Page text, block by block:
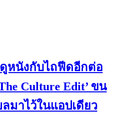
ดูหนังกับไถฟีดอีกต่อ
Culture Edit’ ขน
มาไว้ในแอปเดียว